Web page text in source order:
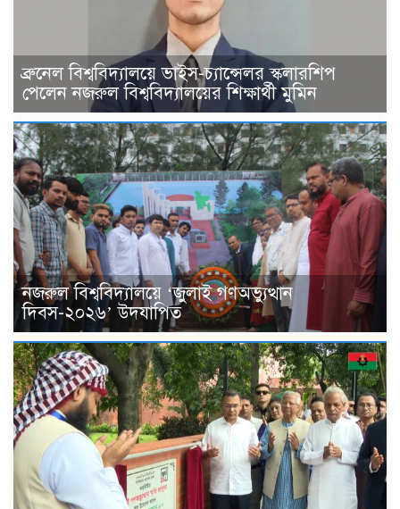
ব্রুনেল বিশ্ববিদ্যালয়ে ভাইস-চ্যান্সেলর স্কলারশিপ
পেলেন নজরুল বিশ্ববিদ্যালয়ের শিক্ষার্থী মুমিন
নজরুল বিশ্ববিদ্যালয়ে ‘জুলাই গণঅভ্যুত্থান
দিবস-২০২৬’ উদযাপিত